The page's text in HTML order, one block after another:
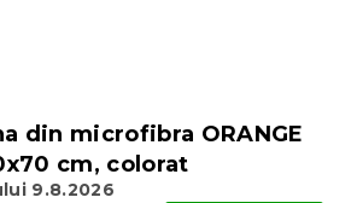
din microfibra ORANGE
cm, colorat
9.8.2026